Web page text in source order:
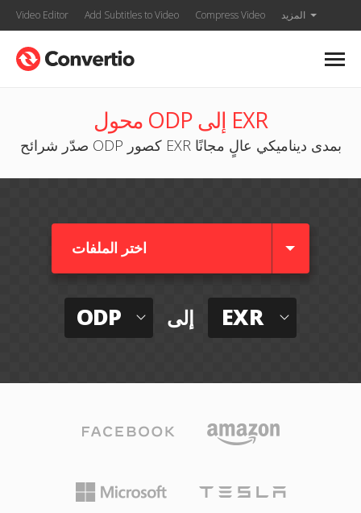
Video Editor Add Subtitles to Video Compress Video المزيد
محول ODP إلى EXR
صدّر شرائح ODP كصور EXR بمدى ديناميكي عالٍ مجانًا
اختر الملفات
ODP إلى EXR